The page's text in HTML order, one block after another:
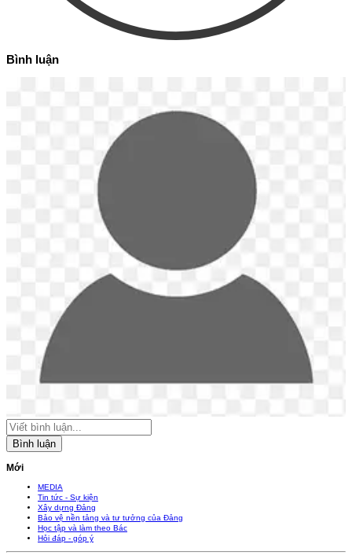
Bình luận
Bình luận
Mới
MEDIA
Tin tức - Sự kiện
Xây dựng Đảng
Bảo vệ nền tảng và tư tưởng của Đảng
Học tập và làm theo Bác
Hỏi đáp - góp ý